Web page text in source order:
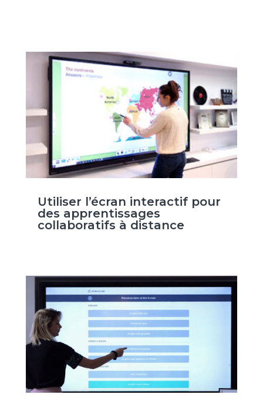
Utiliser l’écran interactif pour
des apprentissages
collaboratifs à distance